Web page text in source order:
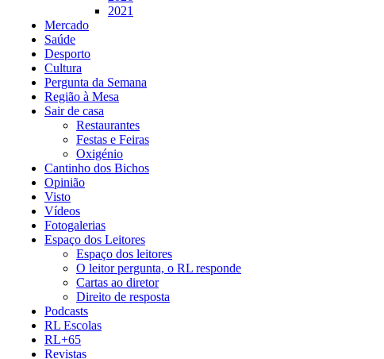
2021
Mercado
Saúde
Desporto
Cultura
Pergunta da Semana
Região à Mesa
Sair de casa
Restaurantes
Festas e Feiras
Oxigénio
Cantinho dos Bichos
Opinião
Visto
Vídeos
Fotogalerias
Espaço dos Leitores
Espaço dos leitores
O leitor pergunta, o RL responde
Cartas ao diretor
Direito de resposta
Podcasts
RL Escolas
RL+65
Revistas